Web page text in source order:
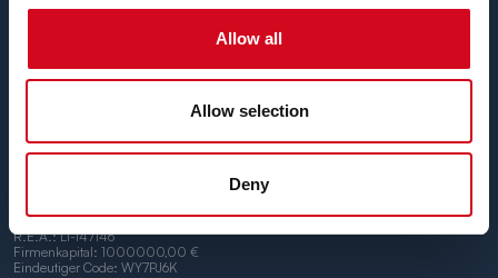
Allow all
Allow selection
Deny
und Portoferraio.
Wir freuen uns, Sie an Bord begrüßen zu dürfen.
USt.-IdNr./St-IdNr.: IT01968710994
R.E.A.: LI-147146
Firmenkapital: 1000000,00 €
Eindeutiger Code: WY7PJ6K